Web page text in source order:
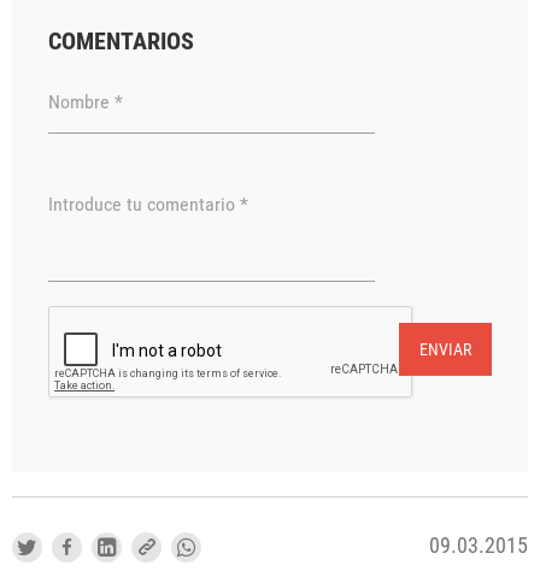
COMENTARIOS
Nombre *
Introduce tu comentario *
ENVIAR
09.03.2015